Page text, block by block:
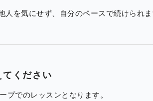
人を気にせず、自分のペースで続けられ
ください
プでのレッスンとなります。